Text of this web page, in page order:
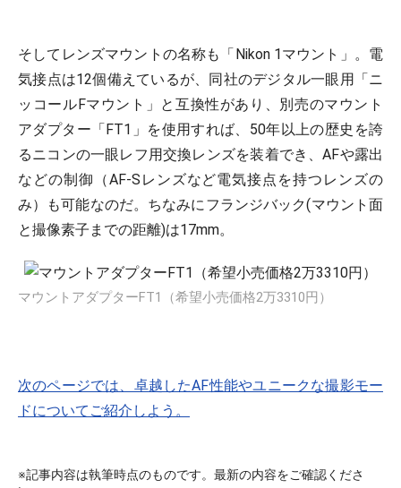
そしてレンズマウントの名称も「Nikon 1マウント」。電
気接点は12個備えているが、同社のデジタル一眼用「ニ
ッコールFマウント」と互換性があり、別売のマウント
アダプター「FT1」を使用すれば、50年以上の歴史を誇
るニコンの一眼レフ用交換レンズを装着でき、AFや露出
などの制御（AF-Sレンズなど電気接点を持つレンズの
み）も可能なのだ。ちなみにフランジバック(マウント面
と撮像素子までの距離)は17mm。
マウントアダプターFT1（希望小売価格2万3310円）
次のページでは、卓越したAF性能やユニークな撮影モー
ドについてご紹介しよう。
※記事内容は執筆時点のものです。最新の内容をご確認くださ